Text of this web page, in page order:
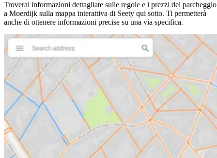
Troverai informazioni dettagliate sulle regole e i prezzi del parcheggio
a Moerdijk sulla mappa interattiva di Seety qui sotto. Ti permetterà
anche di ottenere informazioni precise su una via specifica.